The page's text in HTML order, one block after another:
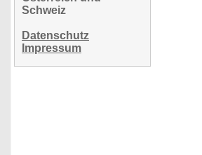
Schweiz
Datenschutz
Impressum